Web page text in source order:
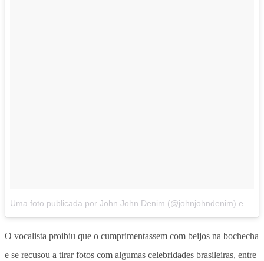
Uma foto publicada por John John Denim (@johnjohndenim) em
O vocalista proibiu que o cumprimentassem com beijos na bochecha
e se recusou a tirar fotos com algumas celebridades brasileiras, entre